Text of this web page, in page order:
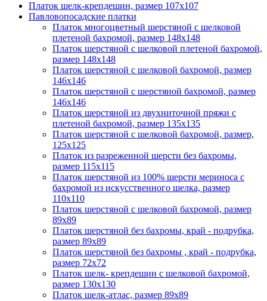
Платок шелк-крепдешин, размер 107х107
Павловопосадские платки
Платок многоцветный шерстяной с шелковой
плетеной бахромой, размер 148х148
Платок шерстяной с шелковой плетеной бахромой,
размер 148х148
Платок шерстяной с шелковой бахромой, размер
146х146
Платок шерстяной с шерстяной бахромой, размер
146х146
Платок шерстяной из двухниточной пряжи с
плетеной бахромой, размер 135х135
Платок шерстяной с шелковой бахромой, размер,
125x125
Платок из разреженной шерсти без бахромы,
размер 115х115
Платок шерстяной из 100% шерсти мериноса с
бахромой из искусственного шелка, размер
110х110
Платок шерстяной с шелковой бахромой, размер
89x89
Платок шерстяной без бахромы, край - подрубка,
размер 89х89
Платок шерстяной без бахромы , край - подрубка,
размер 72х72
Платок шелк- крепдешин с шелковой бахромой,
размер 130х130
Платок шелк-атлас, размер 89x89